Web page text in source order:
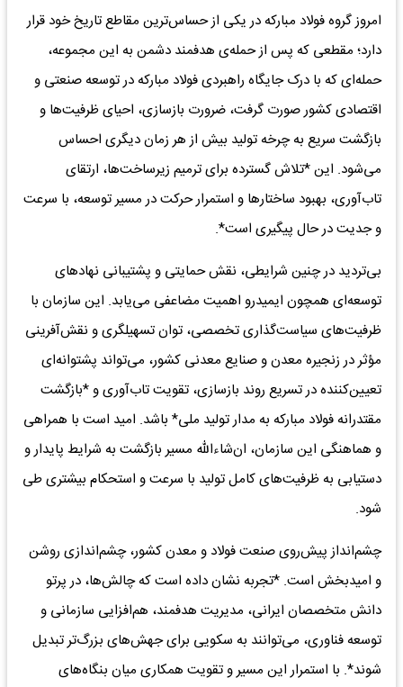
امروز گروه فولاد مبارکه در یکی از حساس‌ترین مقاطع تاریخ خود قرار
دارد؛ مقطعی که پس از حمله‌ی هدفمند دشمن به این مجموعه،
حمله‌ای که با درک جایگاه راهبردی فولاد مبارکه در توسعه صنعتی و
اقتصادی کشور صورت گرفت، ضرورت بازسازی، احیای ظرفیت‌ها و
بازگشت سریع به چرخه تولید بیش از هر زمان دیگری احساس
می‌شود. این *تلاش گسترده برای ترمیم زیرساخت‌ها، ارتقای
تاب‌آوری، بهبود ساختارها و استمرار حرکت در مسیر توسعه، با سرعت
و جدیت در حال پیگیری است*.
بی‌تردید در چنین شرایطی، نقش حمایتی و پشتیبانی نهادهای
توسعه‌ای همچون ایمیدرو اهمیت مضاعفی می‌یابد. این سازمان با
ظرفیت‌های سیاست‌گذاری تخصصی، توان تسهیلگری و نقش‌آفرینی
مؤثر در زنجیره معدن و صنایع معدنی کشور، می‌تواند پشتوانه‌ای
تعیین‌کننده در تسریع روند بازسازی، تقویت تاب‌آوری و *بازگشت
مقتدرانه فولاد مبارکه به مدار تولید ملی* باشد. امید است با همراهی
و هماهنگی این سازمان، ان‌شاءالله مسیر بازگشت به شرایط پایدار و
دستیابی به ظرفیت‌های کامل تولید با سرعت و استحکام بیشتری طی
شود.
چشم‌انداز پیش‌روی صنعت فولاد و معدن کشور، چشم‌اندازی روشن
و امیدبخش است. *تجربه نشان داده است که چالش‌ها، در پرتو
دانش متخصصان ایرانی، مدیریت هدفمند، هم‌افزایی سازمانی و
توسعه فناوری، می‌توانند به سکویی برای جهش‌های بزرگ‌تر تبدیل
شوند*. با استمرار این مسیر و تقویت همکاری میان بنگاه‌های